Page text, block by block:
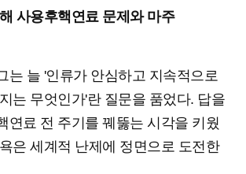
사용후핵연료 문제와 마주
는 늘 '인류가 안심하고 지속적으로
는 무엇인가'란 질문을 품었다. 답을
연료 전 주기를 꿰뚫는 시각을 키웠
은 세계적 난제에 정면으로 도전한